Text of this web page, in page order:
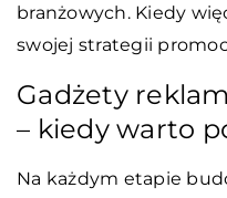
branżowych. Kiedy
swojej strategii
Gadżety
– kiedy warto
Na każdym etapie